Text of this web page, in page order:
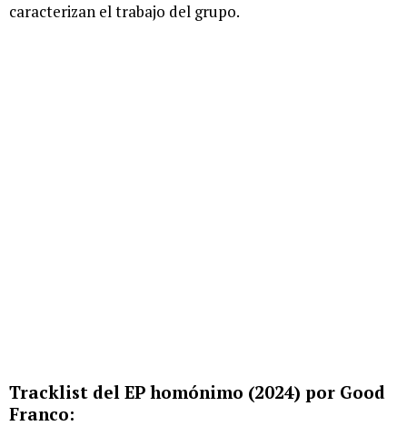
caracterizan el trabajo del grupo.
Tracklist del EP homónimo (2024) por Good
Franco: